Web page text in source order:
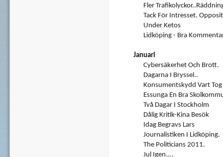
Fler
Tack För Intresset.
Under Ketos
Lidköping - Bra
Januari
Cybersäkerhet Och Brott.
Dagarna I Bryssel..
Konsumentskydd Vart
Essunga En Bra
Två Dagar I Stockholm
Dålig Kritik-Kina Besök
Idag Begravs Lars
Journalistiken I Lidköping.
The Politicians 2011.
Jul Igen....